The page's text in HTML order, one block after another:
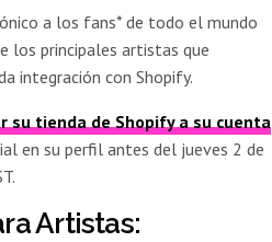
a los fans* de todo el mundo
los principales artistas que
integración con Shopify.
su tienda de Shopify a su cuenta
en su perfil antes del jueves 2 de
Artistas: